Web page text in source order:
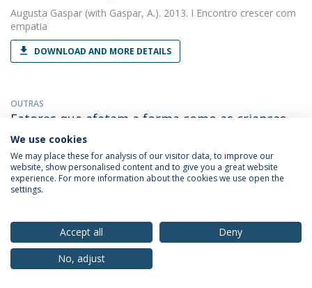
Augusta Gaspar (with Gaspar, A.). 2013. I Encontro crescer com
empatia
DOWNLOAD AND MORE DETAILS
OUTRAS
Fatores que afetam a forma como as crianças
vêm as emoções dos animais no jardim
zoológico
Augusta Gaspar(with Rocha, S). 2013. Actas do Congresso
Internacional de Psicologia: Novos desafios, Novas
DOWNLOAD AND MORE DETAILS
We use cookies
We may place these for analysis of our visitor data, to improve our
website, show personalised content and to give you a great website
experience. For more information about the cookies we use open the
settings.
Accept all
Deny
No, adjust